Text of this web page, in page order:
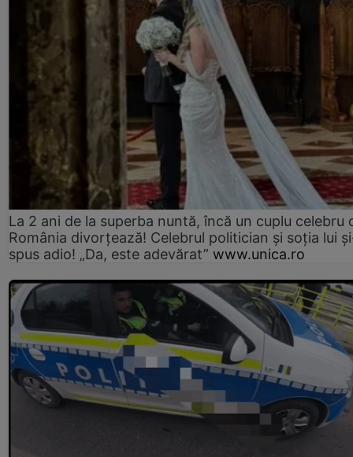
La 2 ani de la superba nuntă, încă un cuplu celebru
România divorțează! Celebrul politician și soția lui
spus adio! „Da, este adevărat” www.unica.ro